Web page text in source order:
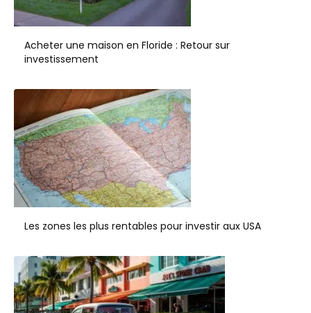
Acheter une maison en Floride : Retour sur
investissement
Les zones les plus rentables pour investir aux USA